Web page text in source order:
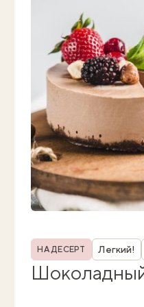
Рубрика
НА ДЕСЕРТ Легкий!